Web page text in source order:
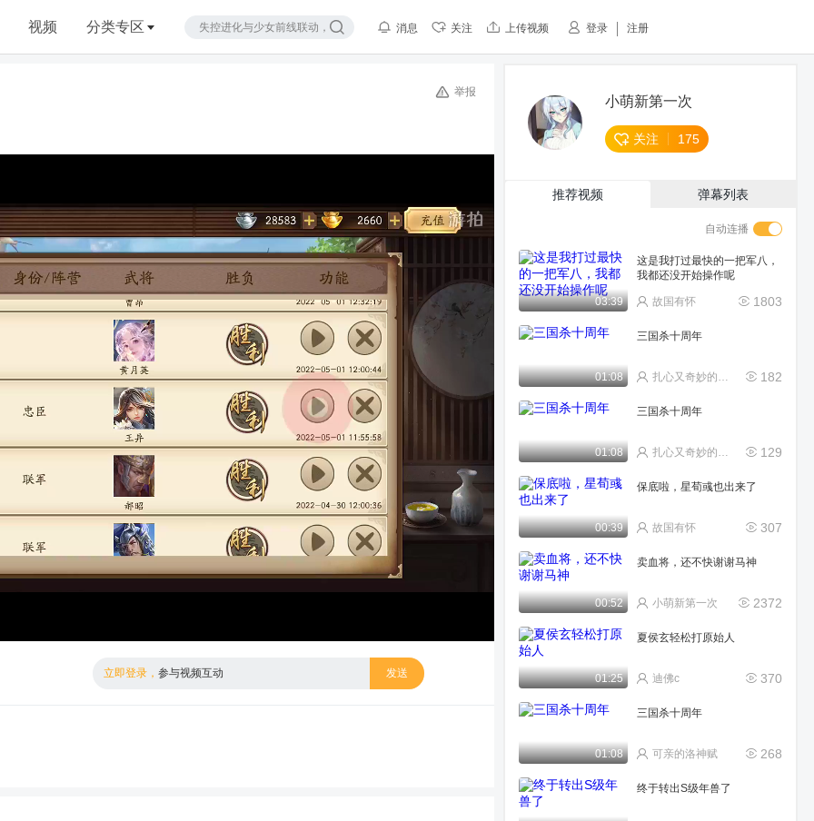
视频 分类专区 登录 注册
消息 关注 上传视频
举报
高清
倍数
立即登录，参与视频互动 发送
小萌新第一次
关注 175
推荐视频 弹幕列表
自动连播
03:39
这是我打过最快的一把军八，
我都还没开始操作呢
1803
故国有怀
01:08
三国杀十周年
182
扎心又奇妙的盒饭mig
01:08
三国杀十周年
129
扎心又奇妙的盒饭mig
00:39
保底啦，星荀彧也出来了
307
故国有怀
00:52
卖血将，还不快谢谢马神
2372
小萌新第一次
01:25
夏侯玄轻松打原始人
370
迪佛c
01:08
三国杀十周年
268
可亲的洛神赋
终于转出S级年兽了